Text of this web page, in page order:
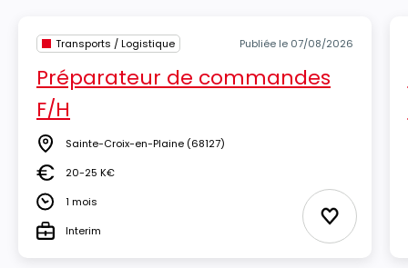
Transports / Logistique Publiée le 07/08/2026
Préparateur de commandes
F/H
Lieu Sainte-Croix-en-Plaine (68127)
Salaire20-25 K€
Durée1 mois
TypeInterim Ajouter